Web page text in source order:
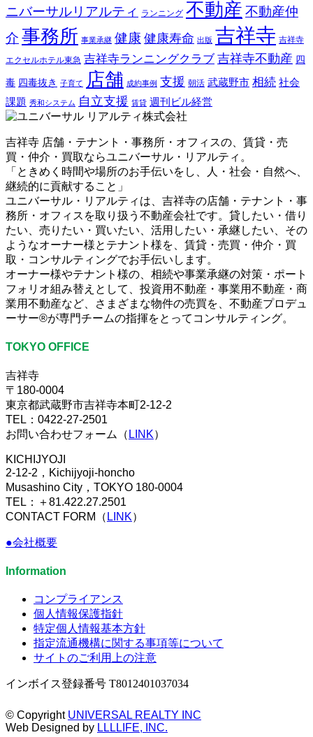
ニバーサルリアルティ
ランニング 不動産 不動産仲
介 事務所 事業承継 健康健康寿命 出版 吉祥寺 吉祥寺
エクセルホテル東急 吉祥寺ランニングクラブ 吉祥寺不動産 四
毒 四毒抜き 子育て 店舗 成約事例 支援 朝活 武蔵野市 相続 社会
課題 秀和システム 自立支援 賃貸 週刊ビル経営
吉祥寺 店舗・テナント・事務所・オフィスの、賃貸・売
買・仲介・買取ならユニバーサル・リアルティ。
「ときめく時間や場所のお手伝いをし、人・社会・自然へ、
継続的に貢献すること」
ユニバーサル・リアルティは、吉祥寺の店舗・テナント・事
務所・オフィスを取り扱う不動産会社です。貸したい・借り
たい、売りたい・買いたい、活用したい・承継したい、その
ようなオーナー様とテナント様を、賃貸・売買・仲介・買
取・コンサルティングでお手伝いします。
オーナー様やテナント様の、相続や事業承継の対策・ポート
フォリオ組み替えとして、投資用不動産・事業用不動産・商
業用不動産など、さまざまな物件の売買を、不動産プロデュ
ーサー®が専門チームの指揮をとってコンサルティング。
TOKYO OFFICE
吉祥寺
〒180-0004
東京都武蔵野市吉祥寺本町2-12-2
TEL：0422-27-2501
お問い合わせフォーム（ LINK）
KICHIJYOJI
2-12-2，Kichijyoji-honcho
Musashino City，TOKYO 180-0004
TEL：＋81.422.27.2501
CONTACT FORM（ LINK）
●会社概要
Information
コンプライアンス
個人情報保護指針
特定個人情報基本方針
指定流通機構に関する事項等について
サイトのご利用上の注意
インボイス登録番号 T8012401037034
© Copyright UNIVERSAL REALTY INC
Web Designed by LLLLIFE, INC.